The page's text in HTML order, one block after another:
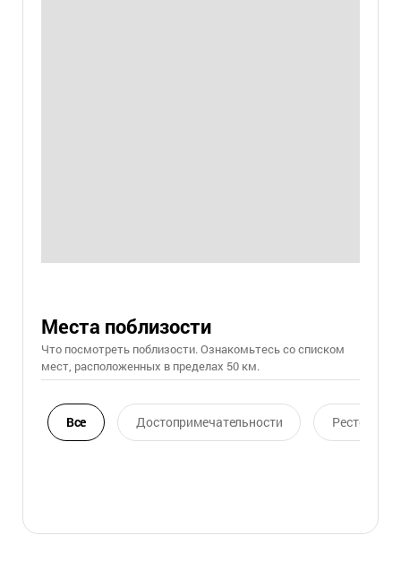
Места поблизости
Что посмотреть поблизости. Ознакомьтесь со списком
мест, расположенных в пределах 50 км.
Все Достопримечательности Ресторан